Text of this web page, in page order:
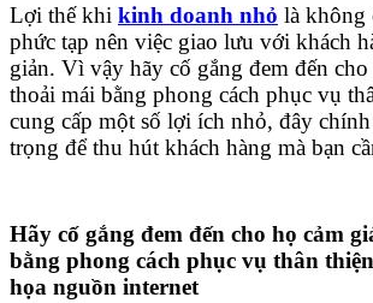
Lợi thế khi kinh doanh nhỏ là không
phức tạp nên việc giao lưu với khách
giản. Vì vậy hãy cố gắng đem đến cho
thoải mái bằng phong cách phục vụ
cung cấp một số lợi ích nhỏ, đây
trọng để thu hút khách hàng mà bạn
Hãy cố gắng đem đến cho họ cảm
bằng phong cách phục vụ thân
họa nguồn internet